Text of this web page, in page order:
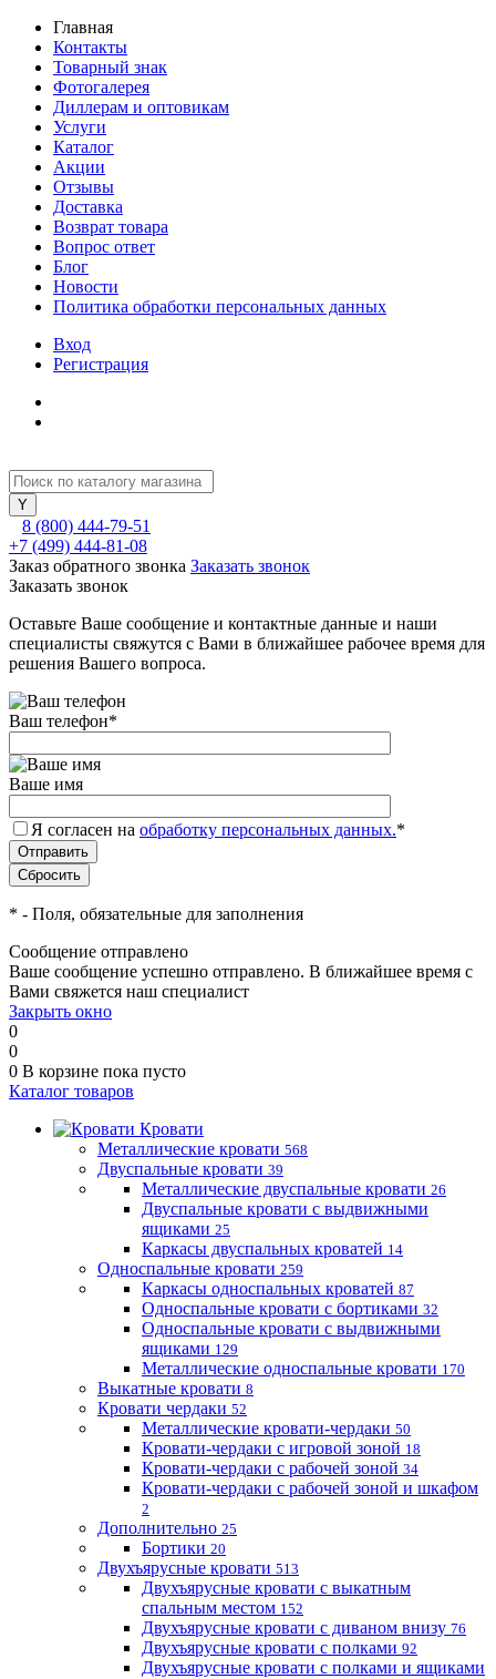
Главная
Контакты
Товарный знак
Фотогалерея
Диллерам и оптовикам
Услуги
Каталог
Акции
Отзывы
Доставка
Возврат товара
Вопрос ответ
Блог
Новости
Политика обработки персональных данных
Вход
Регистрация
8 (800) 444-79-51
+7 (499) 444-81-08
Заказ обратного звонка Заказать звонок
Заказать звонок
Оставьте Ваше сообщение и контактные данные и наши
специалисты свяжутся с Вами в ближайшее рабочее время для
решения Вашего вопроса.
Ваш телефон*
Ваше имя
Я согласен на обработку персональных данных.*
* - Поля, обязательные для заполнения
Сообщение отправлено
Ваше сообщение успешно отправлено. В ближайшее время с
Вами свяжется наш специалист
Закрыть окно
0
0
0 В корзине пока пусто
Каталог товаров
Кровати
Металлические кровати 568
Двуспальные кровати 39
Металлические двуспальные кровати 26
Двуспальные кровати с выдвижными
ящиками 25
Каркасы двуспальных кроватей 14
Односпальные кровати 259
Каркасы односпальных кроватей 87
Односпальные кровати с бортиками 32
Односпальные кровати с выдвижными
ящиками 129
Металлические односпальные кровати 170
Выкатные кровати 8
Кровати чердаки 52
Металлические кровати-чердаки 50
Кровати-чердаки с игровой зоной 18
Кровати-чердаки с рабочей зоной 34
Кровати-чердаки с рабочей зоной и шкафом
2
Дополнительно 25
Бортики 20
Двухъярусные кровати 513
Двухъярусные кровати с выкатным
спальным местом 152
Двухъярусные кровати с диваном внизу 76
Двухъярусные кровати с полками 92
Двухъярусные кровати с полками и ящиками